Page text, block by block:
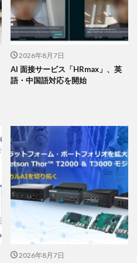
2026年8月7日
AI 面接サービス「HRmax」、英
語・中国語対応を開始
2026年8月7日